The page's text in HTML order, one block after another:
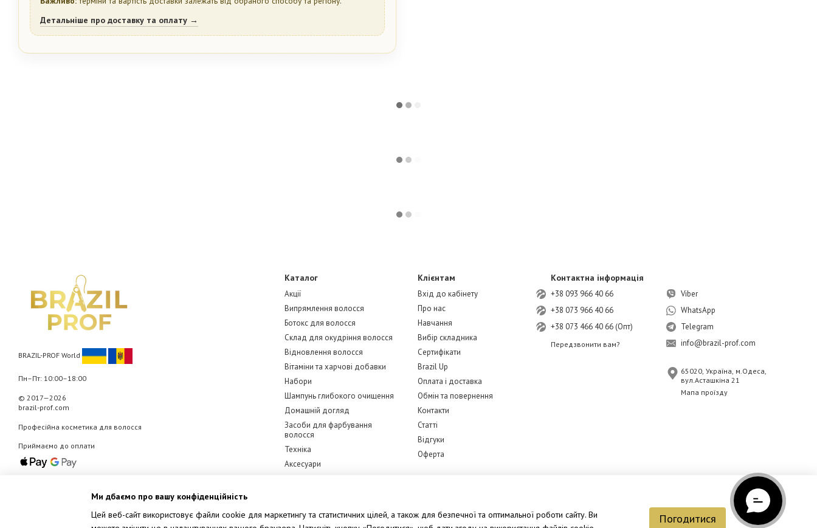
Детальніше про доставку та оплату →
BRAZIL-PROF World
Пн–Пт: 10:00–18:00
© 2017—2026
brazil-prof.com
Професійна косметика для волосся
Приймаємо до оплати
Каталог
Акції
Випрямлення волосся
Ботокс для волосся
Склад для окудріння волосся
Відновлення волосся
Вітаміни та харчові добавки
Набори
Шампунь глибокого очищення
Домашній догляд
Засоби для фарбування
волосся
Техніка
Аксесуари
Клієнтам
Вхід до кабінету
Про нас
Навчання
Вибір складника
Сертифікати
Brazil Up
Оплата і доставка
Обмін та повернення
Контакти
Статті
Відгуки
Оферта
Контактна інформація
+38 093 966 40 66
+38 073 966 40 66
+38 073 466 40 66 (Опт)
Передзвонити вам?
Viber
WhatsApp
Telegram
info@brazil-prof.com
65020, Україна, м.Одеса,
вул.Асташкіна 21
Мапа проїзду
Ми дбаємо про вашу конфіденційність
Цей веб-сайт використовує файли cookie для маркетингу та статистичних цілей, а також для безпечної та оптимальної роботи сайту. Ви
Погодитися